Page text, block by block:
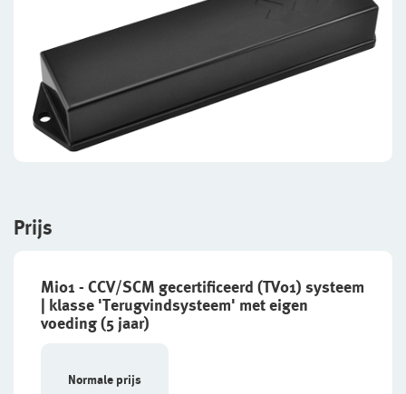
Zakenreisverzekering Individueel
Zakenreisverzekering Collectief
Privacyverklaring sollicitanten
Jaarverslag
Prijs
Mi01 - CCV/SCM gecertificeerd (TV01) systeem
| klasse 'Terugvindsysteem' met eigen
voeding (5 jaar)
Normale prijs